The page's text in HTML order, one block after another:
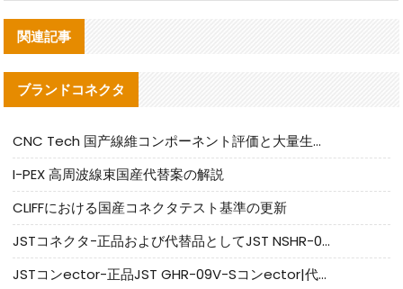
関連記事
ブランドコネクタ
CNC Tech 国产線維コンポーネント評価と大量生産適合ガイド
I-PEX 高周波線束国産代替案の解説
CLIFFにおける国産コネクタテスト基準の更新
JSTコネクタ-正品および代替品としてJST NSHR-02V-Sコネクタを提供します
JSTコンector-正品JST GHR-09V-Sコンector|代替品提供